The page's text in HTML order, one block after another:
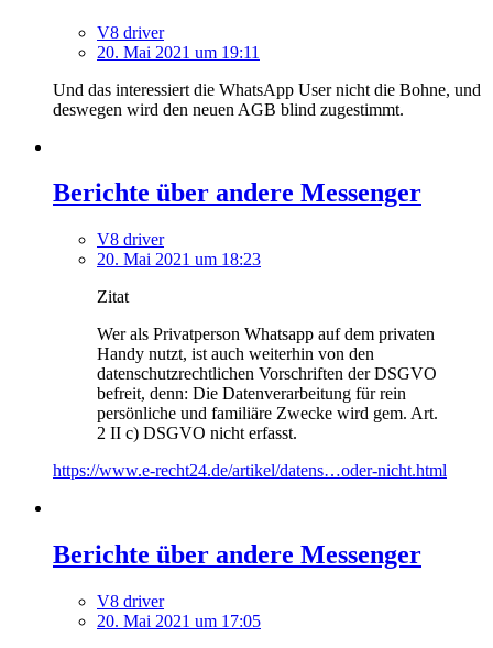
V8 driver
20. Mai 2021 um 19:11
Und das interessiert die WhatsApp User nicht die Bohne, und
deswegen wird den neuen AGB blind zugestimmt.
Berichte über andere Messenger
V8 driver
20. Mai 2021 um 18:23
Zitat
Wer als Privatperson Whatsapp auf dem privaten
Handy nutzt, ist auch weiterhin von den
datenschutzrechtlichen Vorschriften der DSGVO
befreit, denn: Die Datenverarbeitung für rein
persönliche und familiäre Zwecke wird gem. Art.
2 II c) DSGVO nicht erfasst.
https://www.e-recht24.de/artikel/datens…oder-nicht.html
Berichte über andere Messenger
V8 driver
20. Mai 2021 um 17:05